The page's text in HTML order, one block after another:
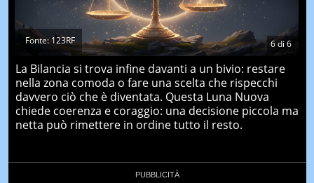
6di 6
Fonte: 123RF
La Bilancia si trova infine davanti a un bivio: restare
nella zona comoda o fare una scelta che rispecchi
davvero ciò che è diventata. Questa Luna Nuova
chiede coerenza e coraggio: una decisione piccola ma
netta può rimettere in ordine tutto il resto.